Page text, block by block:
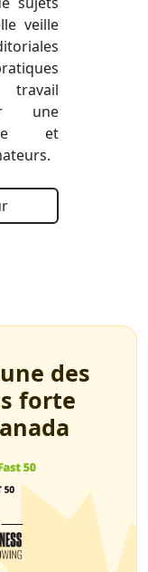
veille
travail
une
et
des
forte